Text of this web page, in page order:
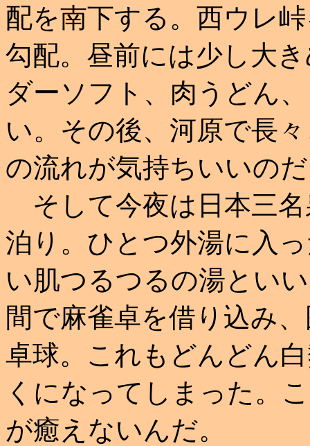
配を南下する。西ウレ
勾配。昼前には少し大
ダーソフト、肉うどん
い。その後、河原で長
の流れが気持ちいいの
そして今夜は日本三
泊り。ひとつ外湯に入
い肌つるつるの湯とい
間で麻雀卓を借り込み
卓球。これもどんどん
くになってしまった。
が癒えないんだ。